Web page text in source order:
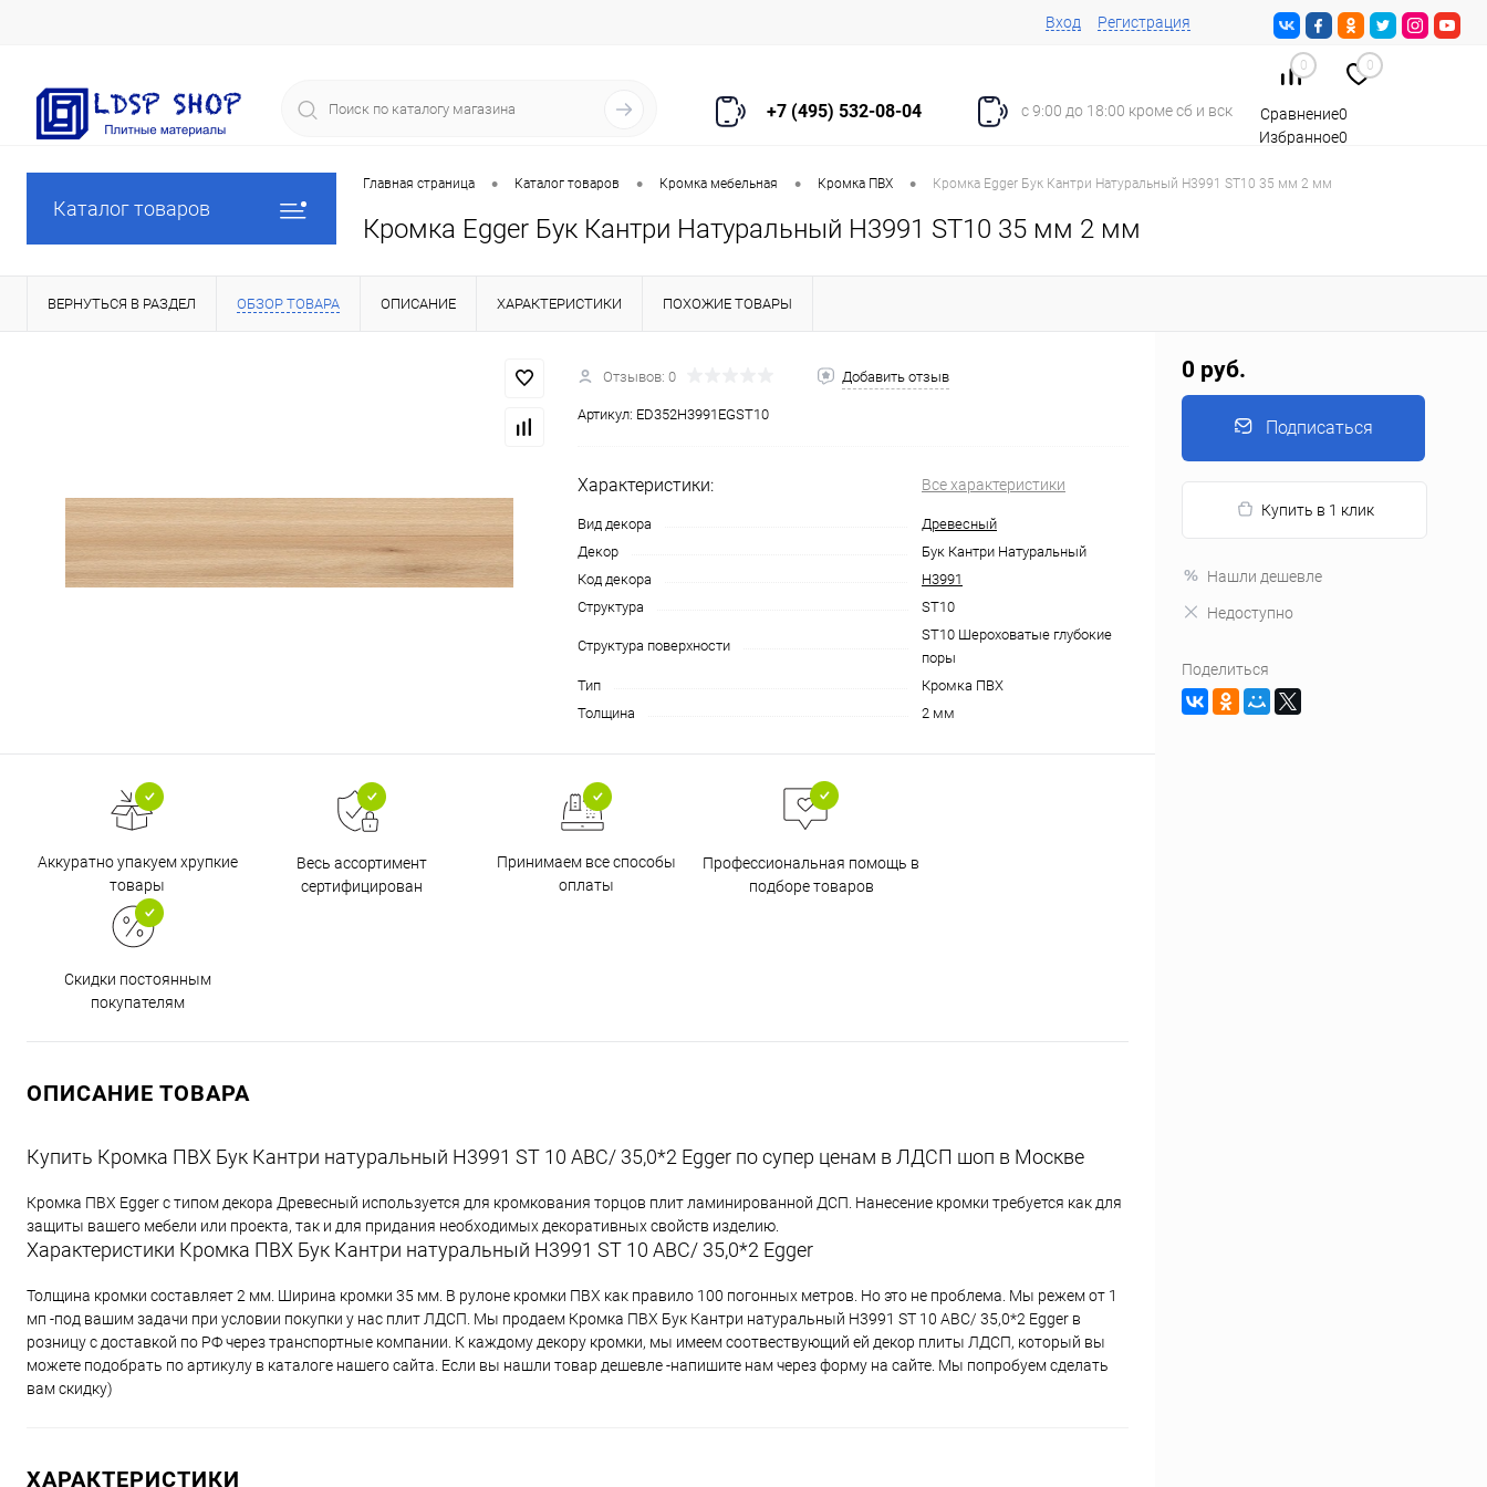
Вход Регистрация
+7 (495) 532-08-04 с 9:00 до 18:00 кроме сб и вск
0 0
Сравнение0
Избранное0
Каталог товаров
Главная страница • Каталог товаров • Кромка мебельная • Кромка ПВХ • Кромка Egger Бук Кантри Натуральный H3991 ST10 35 мм 2 мм
Кромка Egger Бук Кантри Натуральный H3991 ST10 35 мм 2 мм
ВЕРНУТЬСЯ В РАЗДЕЛ ОБЗОР ТОВАРА ОПИСАНИЕ ХАРАКТЕРИСТИКИ ПОХОЖИЕ ТОВАРЫ
Отзывов: 0 Добавить отзыв
Артикул: ED352H3991EGST10
Характеристики: Все характеристики
Вид декора
Древесный
Декор
Бук Кантри Натуральный
Код декора
H3991
Структура
ST10
Структура поверхности
ST10 Шероховатые глубокие
поры
Тип
Кромка ПВХ
Толщина
2 мм
Аккуратно упакуем хрупкие
товары
Весь ассортимент
сертифицирован
Принимаем все способы
оплаты
Профессиональная помощь в
подборе товаров
Скидки постоянным
покупателям
ОПИСАНИЕ ТОВАРА
Купить Кромка ПВХ Бук Кантри натуральный H3991 ST 10 АВС/ 35,0*2 Egger по супер ценам в ЛДСП шоп в Москве
Кромка ПВХ Egger с типом декора Древесный используется для кромкования торцов плит ламинированной ДСП. Нанесение кромки требуется как для
защиты вашего мебели или проекта, так и для придания необходимых декоративных свойств изделию.
Характеристики Кромка ПВХ Бук Кантри натуральный H3991 ST 10 АВС/ 35,0*2 Egger
Толщина кромки составляет 2 мм. Ширина кромки 35 мм. В рулоне кромки ПВХ как правило 100 погонных метров. Но это не проблема. Мы режем от 1
мп -под вашим задачи при условии покупки у нас плит ЛДСП. Мы продаем Кромка ПВХ Бук Кантри натуральный H3991 ST 10 АВС/ 35,0*2 Egger в
розницу с доставкой по РФ через транспортные компании. К каждому декору кромки, мы имеем соотвествующий ей декор плиты ЛДСП, который вы
можете подобрать по артикулу в каталоге нашего сайта. Если вы нашли товар дешевле -напишите нам через форму на сайте. Мы попробуем сделать
вам скидку)
ХАРАКТЕРИСТИКИ
0 руб.
Подписаться
Купить в 1 клик
Нашли дешевле
Недоступно
Поделиться